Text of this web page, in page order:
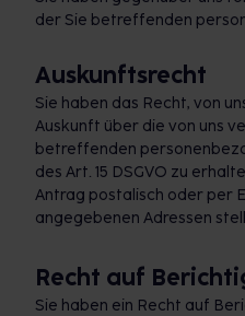
der Sie betreffenden
Auskunftsrecht
Sie haben das Recht, von
Auskunft über die von uns
betreffenden
des Art. 15 DSGVO zu
Antrag postalisch oder per
angegebenen Adressen
Recht auf
Sie haben ein Recht auf